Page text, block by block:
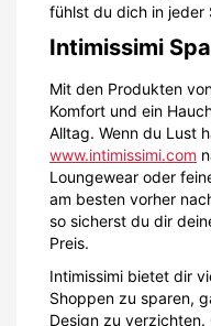
fühlst du dich in jeder
Intimissimi
Mit den Produkten
Komfort und ein
Alltag. Wenn du Lust
www.intimissimi.com
Loungewear oder
am besten vorher
so sicherst du dir
Preis.
Intimissimi bietet dir
Shoppen zu sparen,
Design zu